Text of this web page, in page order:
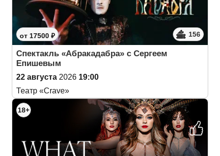
от 17500 ₽ 156
Спектакль «Абракадабра» с Сергеем
Епишевым
22 августа 2026 19:00
Театр «Crave»
18+